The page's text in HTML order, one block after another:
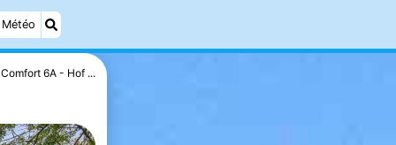
Météo
Comfort 6A - Hof ...